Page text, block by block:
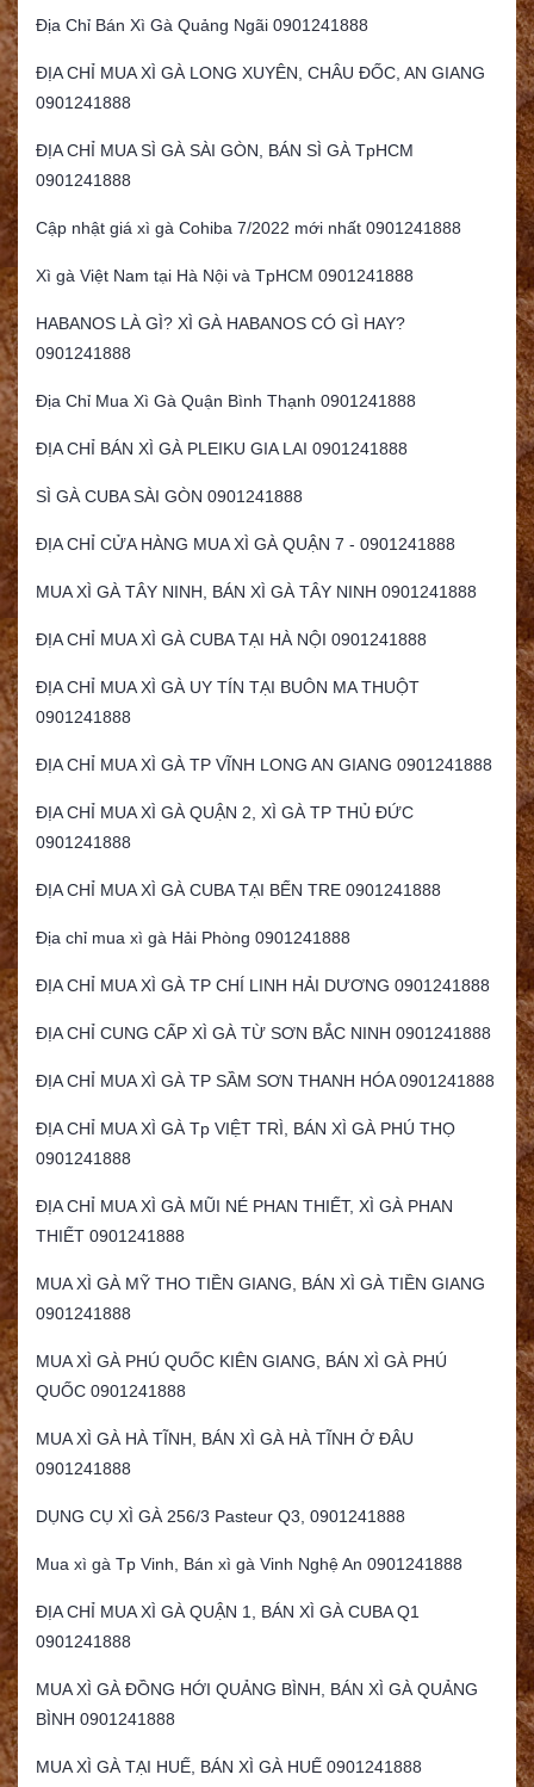
Địa Chỉ Bán Xì Gà Quảng Ngãi 0901241888
ĐỊA CHỈ MUA XÌ GÀ LONG XUYÊN, CHÂU ĐỐC, AN GIANG
0901241888
ĐỊA CHỈ MUA SÌ GÀ SÀI GÒN, BÁN SÌ GÀ TpHCM
0901241888
Cập nhật giá xì gà Cohiba 7/2022 mới nhất 0901241888
Xì gà Việt Nam tại Hà Nội và TpHCM 0901241888
HABANOS LÀ GÌ? XÌ GÀ HABANOS CÓ GÌ HAY?
0901241888
Địa Chỉ Mua Xì Gà Quận Bình Thạnh 0901241888
ĐỊA CHỈ BÁN XÌ GÀ PLEIKU GIA LAI 0901241888
SÌ GÀ CUBA SÀI GÒN 0901241888
ĐỊA CHỈ CỬA HÀNG MUA XÌ GÀ QUẬN 7 - 0901241888
MUA XÌ GÀ TÂY NINH, BÁN XÌ GÀ TÂY NINH 0901241888
ĐỊA CHỈ MUA XÌ GÀ CUBA TẠI HÀ NỘI 0901241888
ĐỊA CHỈ MUA XÌ GÀ UY TÍN TẠI BUÔN MA THUỘT
0901241888
ĐỊA CHỈ MUA XÌ GÀ TP VĨNH LONG AN GIANG 0901241888
ĐỊA CHỈ MUA XÌ GÀ QUẬN 2, XÌ GÀ TP THỦ ĐỨC
0901241888
ĐỊA CHỈ MUA XÌ GÀ CUBA TẠI BẾN TRE 0901241888
Địa chỉ mua xì gà Hải Phòng 0901241888
ĐỊA CHỈ MUA XÌ GÀ TP CHÍ LINH HẢI DƯƠNG 0901241888
ĐỊA CHỈ CUNG CẤP XÌ GÀ TỪ SƠN BẮC NINH 0901241888
ĐỊA CHỈ MUA XÌ GÀ TP SẦM SƠN THANH HÓA 0901241888
ĐỊA CHỈ MUA XÌ GÀ Tp VIỆT TRÌ, BÁN XÌ GÀ PHÚ THỌ
0901241888
ĐỊA CHỈ MUA XÌ GÀ MŨI NÉ PHAN THIẾT, XÌ GÀ PHAN
THIẾT 0901241888
MUA XÌ GÀ MỸ THO TIỀN GIANG, BÁN XÌ GÀ TIỀN GIANG
0901241888
MUA XÌ GÀ PHÚ QUỐC KIÊN GIANG, BÁN XÌ GÀ PHÚ
QUỐC 0901241888
MUA XÌ GÀ HÀ TĨNH, BÁN XÌ GÀ HÀ TĨNH Ở ĐÂU
0901241888
DỤNG CỤ XÌ GÀ 256/3 Pasteur Q3, 0901241888
Mua xì gà Tp Vinh, Bán xì gà Vinh Nghệ An 0901241888
ĐỊA CHỈ MUA XÌ GÀ QUẬN 1, BÁN XÌ GÀ CUBA Q1
0901241888
MUA XÌ GÀ ĐỒNG HỚI QUẢNG BÌNH, BÁN XÌ GÀ QUẢNG
BÌNH 0901241888
MUA XÌ GÀ TẠI HUẾ, BÁN XÌ GÀ HUẾ 0901241888